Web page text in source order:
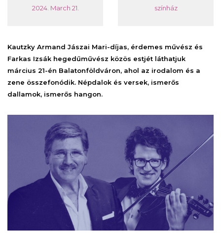
2024. March 21. színház
Kautzky Armand Jászai Mari-díjas, érdemes művész és
Farkas Izsák hegedűművész közös estjét láthatjuk
március 21-én Balatonföldváron, ahol az irodalom és a
zene összefonódik. Népdalok és versek, ismerős
dallamok, ismerős hangon.